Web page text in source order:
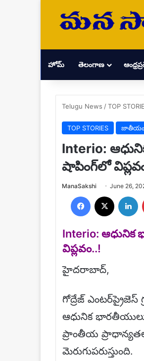
హోమ్ తెలంగాణ
Telugu News /TOP
TOP STORIES
Interio:
షాపింగ్‌లో
ManaSakshiSend
email
June 26,
Facebook
Interio: ఆధునిక
విప్లవం..!
హైదరాబాద్,
గోద్రేజ్
ఆధునిక
ప్రాంతీయ
మెరుగుపరుస్తుంది.